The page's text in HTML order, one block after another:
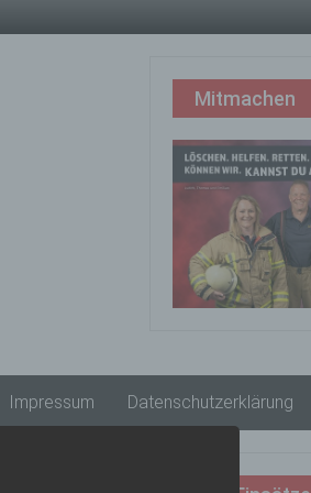
Mitmachen
Impressum Datenschutzerklärung